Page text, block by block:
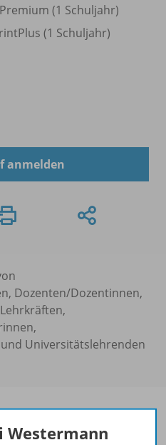
(1 Schuljahr)
(1 Schuljahr)
anmelden
Dozenten/Dozentinnen,
Universitätslehrenden